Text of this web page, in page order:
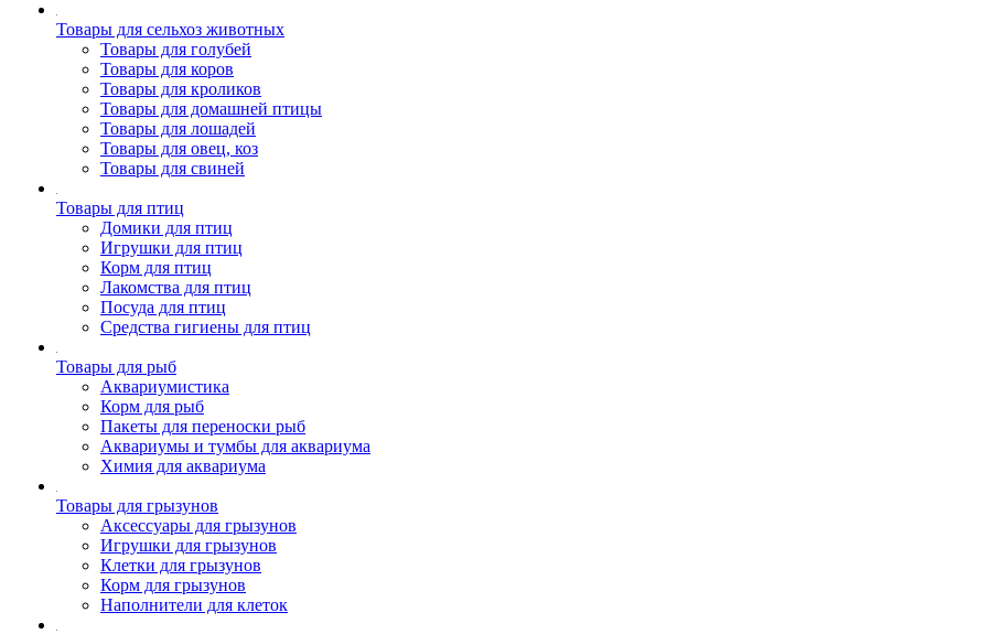
Товары для сельхоз животных
Товары для голубей
Товары для коров
Товары для кроликов
Товары для домашней птицы
Товары для лошадей
Товары для овец, коз
Товары для свиней
Товары для птиц
Домики для птиц
Игрушки для птиц
Корм для птиц
Лакомства для птиц
Посуда для птиц
Средства гигиены для птиц
Товары для рыб
Аквариумистика
Корм для рыб
Пакеты для переноски рыб
Аквариумы и тумбы для аквариума
Химия для аквариума
Товары для грызунов
Аксессуары для грызунов
Игрушки для грызунов
Клетки для грызунов
Корм для грызунов
Наполнители для клеток